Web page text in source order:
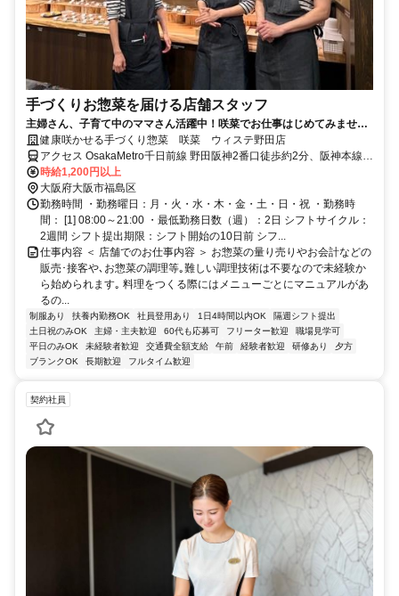
手づくりお惣菜を届ける店舗スタッフ
主婦さん、子育て中のママさん活躍中！咲菜でお仕事はじめてみません
か♪健康咲かせる手づくり惣菜 咲菜 ウィステ野田店
アクセス OsakaMetro千日前線 野田阪神2番口徒歩約2分、阪神本線
野田（阪神線）徒歩約2分、ＪＲ東西線/ＪＲ片町線〔学研都市線〕 海
老江1号出口徒歩約2分 ｢野田阪神｣駅･｢野田｣駅スグ
時給1,200円以上
大阪府大阪市福島区
勤務時間 ・勤務曜日：月・火・水・木・金・土・日・祝 ・勤務時
間： [1] 08:00～21:00 ・最低勤務日数（週）：2日 シフトサイクル：
2週間 シフト提出期限：シフト開始の10日前 シフ...
仕事内容 ＜ 店舗でのお仕事内容 ＞ お惣菜の量り売りやお会計などの
販売･接客や､お惣菜の調理等｡難しい調理技術は不要なので未経験か
ら始められます｡ 料理をつくる際にはメニューごとにマニュアルがあ
るの...
制服あり 扶養内勤務OK 社員登用あり 1日4時間以内OK
隔週シフト提出
土日祝のみOK
主婦・主夫歓迎 60代も応募可 フリーター歓迎
職場見学可
平日のみOK
未経験者歓迎 交通費全額支給 午前 経験者歓迎 研修あり
夕方
ブランクOK
長期歓迎 フルタイム歓迎
契約社員